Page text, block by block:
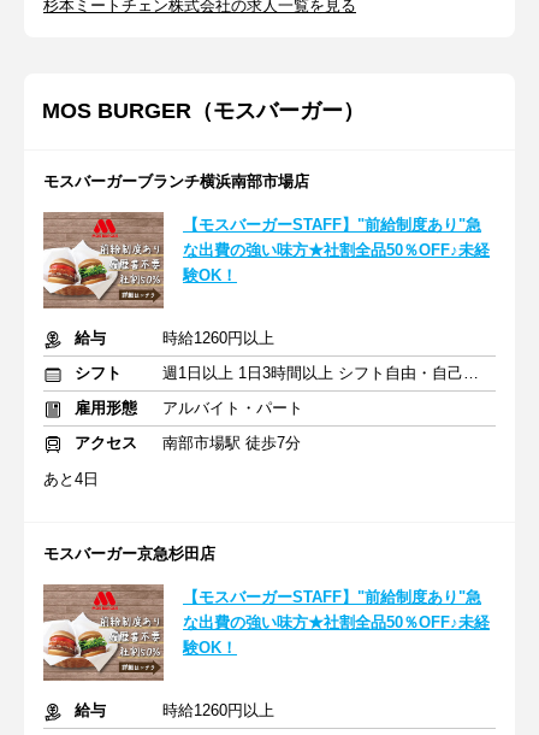
杉本ミートチェン株式会社の求人一覧を見る
MOS BURGER（モスバーガー）
モスバーガーブランチ横浜南部市場店
【モスバーガーSTAFF】"前給制度あり"急
な出費の強い味方★社割全品50％OFF♪未経
験OK！
給与
時給1260円以上
シフト
週1日以上 1日3時間以上 シフト自由・自己申告
雇用形態
アルバイト・パート
アクセス
南部市場駅 徒歩7分
あと4日
モスバーガー京急杉田店
【モスバーガーSTAFF】"前給制度あり"急
な出費の強い味方★社割全品50％OFF♪未経
験OK！
給与
時給1260円以上